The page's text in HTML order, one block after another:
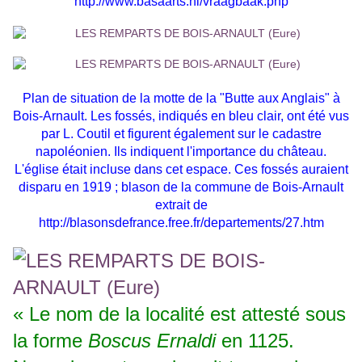
Plan de situation de la motte de la "Butte aux Anglais" à
Bois-Arnault. Les fossés, indiqués en bleu clair, ont été vus
par L. Coutil et figurent également sur le cadastre
napoléonien. Ils indiquent l'importance du château.
L'église était incluse dans cet espace. Ces fossés auraient
disparu en 1919 ; blason de la commune de Bois-Arnault
extrait de
http://blasonsdefrance.free.fr/departements/27.htm
« Le nom de la localité est attesté sous
la forme Boscus Ernaldi en 1125.